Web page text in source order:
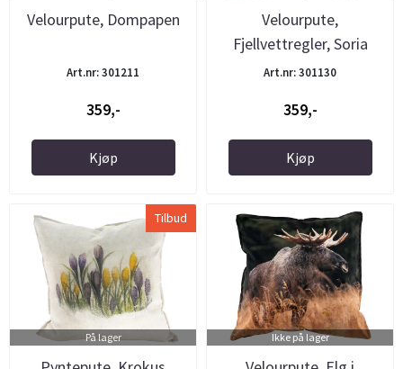
Velourpute, Dompapen
Art.nr: 301211
359,-
Kjøp
Velourpute,
Fjellvettregler, Soria
Moria
Art.nr: 301130
359,-
Kjøp
Tilbud
På lager Ikke på lager